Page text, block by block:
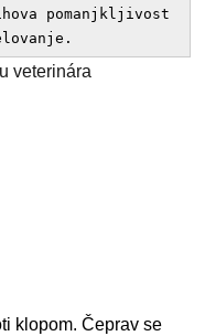
pomanjkljivost
klopom. Čeprav se